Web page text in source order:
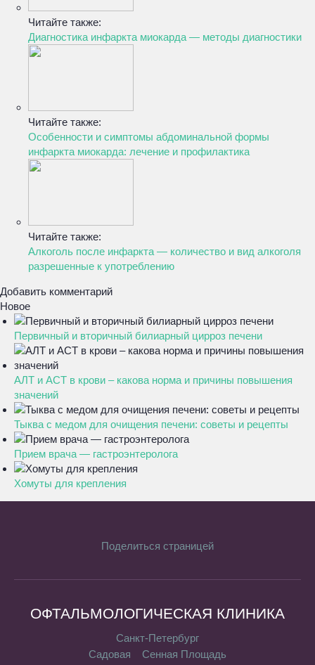
Читайте также:
Диагностика инфаркта миокарда — методы диагностики
Читайте также:
Особенности и симптомы абдоминальной формы
инфаркта миокарда: лечение и профилактика
Читайте также:
Алкоголь после инфаркта — количество и вид алкоголя
разрешенные к употреблению
Добавить комментарий
Новое
Первичный и вторичный билиарный цирроз печени
АЛТ и АСТ в крови – какова норма и причины повышения
значений
Тыква с медом для очищения печени: советы и рецепты
Прием врача — гастроэнтеролога
Хомуты для крепления
Поделиться страницей
ОФТАЛЬМОЛОГИЧЕСКАЯ КЛИНИКА
Санкт-Петербург
Садовая
Сенная Площадь